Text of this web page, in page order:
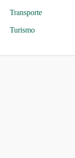
Transporte
Turismo